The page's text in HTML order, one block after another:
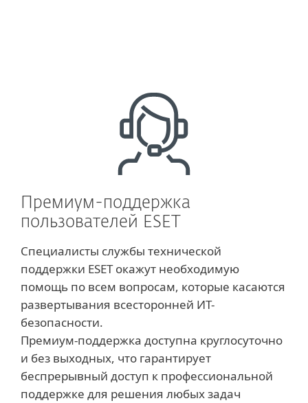
Премиум-поддержка
пользователей ESET
Специалисты службы технической
поддержки ESET окажут необходимую
помощь по всем вопросам, которые касаются
развертывания всесторонней ИT-
безопасности.
Премиум-поддержка доступна круглосуточно
и без выходных, что гарантирует
беспрерывный доступ к профессиональной
поддержке для решения любых задач